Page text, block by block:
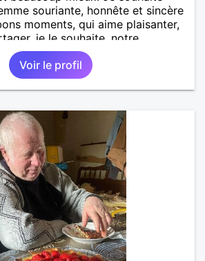
souriante, honnête et sincère
moments, qui aime plaisanter,
je le souhaite, notre
beaucoup les chantiers de
défouler, se relaxer, se détendre
du bon temps. C'est difficile
lignes. En revanche, vous
bientôt
Voir le profil